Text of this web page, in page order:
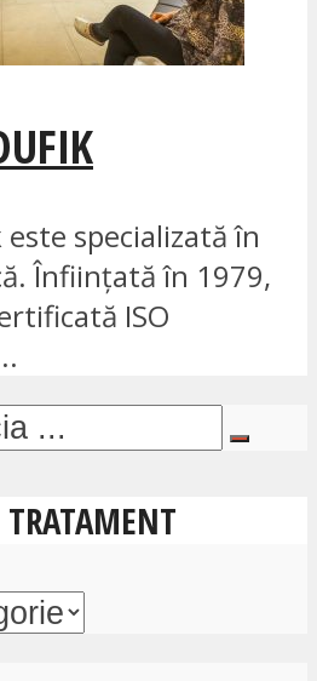
specializată în
Înființată în 1979,
ISO